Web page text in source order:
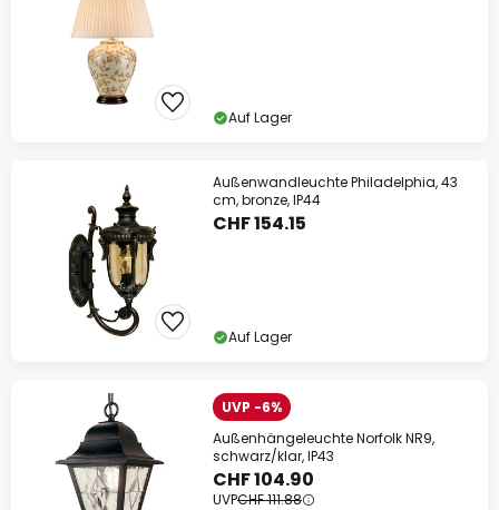
Auf Lager
Außenwandleuchte Philadelphia, 43
cm, bronze, IP44
CHF 154.15
Auf Lager
UVP -6%
Außenhängeleuchte Norfolk NR9,
schwarz/klar, IP43
CHF 104.90
UVPCHF 111.88